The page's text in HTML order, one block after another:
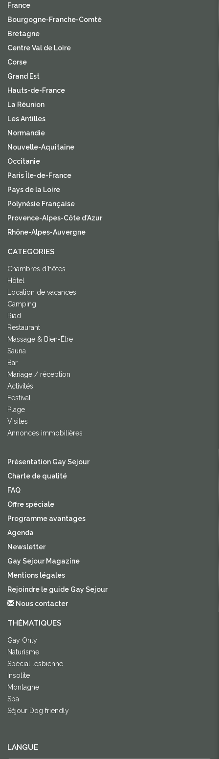
France
Bourgogne-Franche-Comté
Bretagne
Centre Val de Loire
Corse
Grand Est
Hauts-de-France
La Réunion
Les Antilles
Normandie
Nouvelle-Aquitaine
Occitanie
Paris Île-de-France
Pays de la Loire
Polynésie Française
Provence-Alpes-Côte d'Azur
Rhône-Alpes-Auvergne
CATEGORIES
Chambres d'hôtes
Hôtel
Location de vacances
Camping
Riad
Restaurant
Massage & Bien-Être
Sauna
Bar
Mariage / réception
Activités
Festival
Plage
Visites
Annonces immobilières
Présentation Gay Sejour
Charte de qualité
FAQ
Offre spéciale
Programme avantages
Agenda
Newsletter
Gay Sejour Magazine
Mentions légales
Rejoindre le guide Gay Sejour
Nous contacter
THÈMATIQUES
Gay Only
Naturisme
Spécial lesbienne
Insolite
Montagne
Spa
Séjour Dog friendly
LANGUE